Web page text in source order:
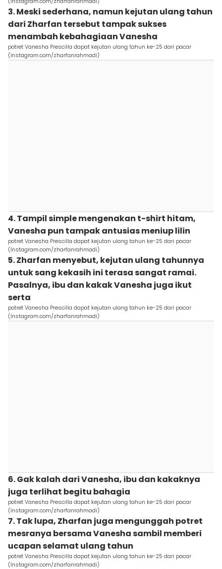
3. Meski sederhana, namun kejutan ulang tahun
dari Zharfan tersebut tampak sukses
menambah kebahagiaan Vanesha
potret Vanesha Prescilla dapat kejutan ulang tahun ke-25 dari pacar
(Instagram.com/zharfanrahmadi)
4. Tampil simple mengenakan t-shirt hitam,
Vanesha pun tampak antusias meniup lilin
potret Vanesha Prescilla dapat kejutan ulang tahun ke-25 dari pacar
(Instagram.com/zharfanrahmadi)
5. Zharfan menyebut, kejutan ulang tahunnya
untuk sang kekasih ini terasa sangat ramai.
Pasalnya, ibu dan kakak Vanesha juga ikut
serta
potret Vanesha Prescilla dapat kejutan ulang tahun ke-25 dari pacar
(Instagram.com/zharfanrahmadi)
6. Gak kalah dari Vanesha, ibu dan kakaknya
juga terlihat begitu bahagia
potret Vanesha Prescilla dapat kejutan ulang tahun ke-25 dari pacar
(Instagram.com/zharfanrahmadi)
7. Tak lupa, Zharfan juga mengunggah potret
mesranya bersama Vanesha sambil memberi
ucapan selamat ulang tahun
potret Vanesha Prescilla dapat kejutan ulang tahun ke-25 dari pacar
(Instagram.com/zharfanrahmadi)